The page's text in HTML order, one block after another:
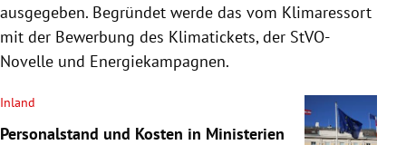
ausgegeben. Begründet werde das vom Klimaressort
mit der Bewerbung des Klimatickets, der StVO-
Novelle und Energiekampagnen.
Inland
Personalstand und Kosten in Ministerien